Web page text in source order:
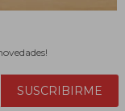
SUSCRIBIRME